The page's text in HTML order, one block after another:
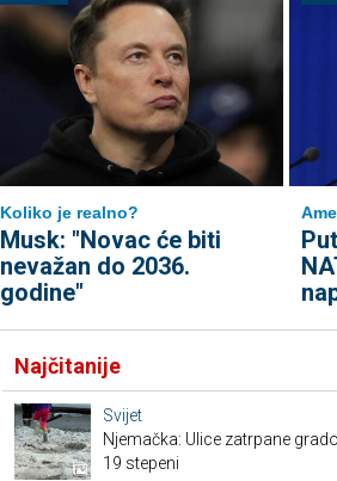
Koliko je realno?
Musk: "Novac će biti
nevažan do 2036.
godine"
Najčitanije
Svijet
Njemačka: Ulice zatrpane
19 stepeni